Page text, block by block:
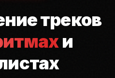
треков
и